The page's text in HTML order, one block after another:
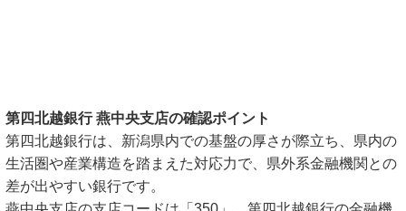
第四北越銀行 燕中央支店の確認ポイント
第四北越銀行は、新潟県内での基盤の厚さが際立ち、県内の
生活圏や産業構造を踏まえた対応力で、県外系金融機関との
差が出やすい銀行です。